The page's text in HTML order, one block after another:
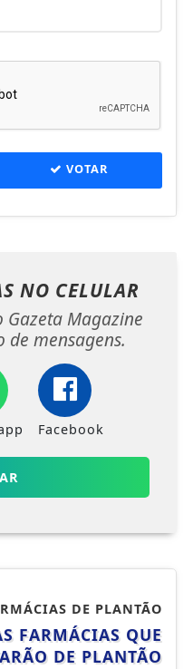
VOTAR
NO CELULAR
Gazeta Magazine
mensagens.
Facebook
DE PLANTÃO
FARMÁCIAS QUE
DE PLANTÃO